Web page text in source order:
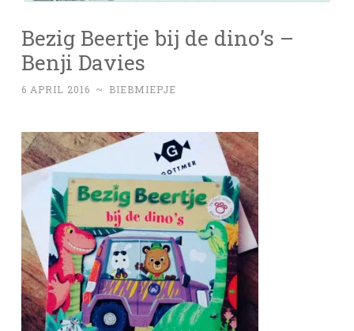
Bezig Beertje bij de dino’s –
Benji Davies
6 APRIL 2016 ~ BIEBMIEPJE